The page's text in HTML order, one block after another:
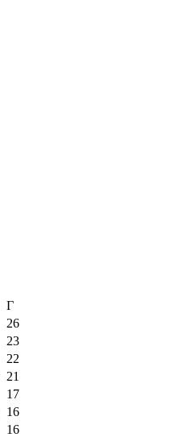
Г
26
23
22
21
17
16
16